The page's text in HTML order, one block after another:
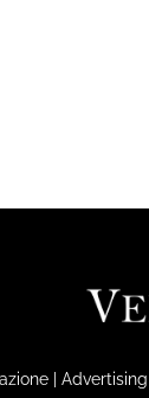
| Advertising